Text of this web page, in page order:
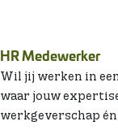
HR Medewerker
Wil jij werken in
waar jouw
werkgeverschap